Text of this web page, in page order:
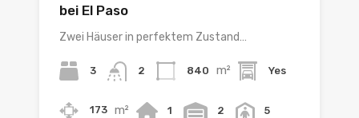
bei El Paso
Zwei Häuser in perfektem Zustand…
3 2 840 m² Yes
173 m² 1 2 5